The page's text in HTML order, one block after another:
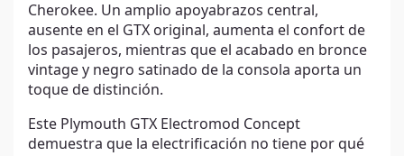
Cherokee. Un amplio apoyabrazos central,
ausente en el GTX original, aumenta el confort de
los pasajeros, mientras que el acabado en bronce
vintage y negro satinado de la consola aporta un
toque de distinción.
Este Plymouth GTX Electromod Concept
demuestra que la electrificación no tiene por qué